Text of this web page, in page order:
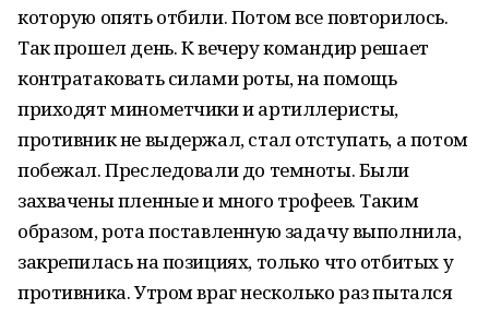
которую опять отбили. Потом все повторилось.
Так прошел день. К вечеру командир решает
контратаковать силами роты, на помощь
приходят минометчики и артиллеристы,
противник не выдержал, стал отступать, а потом
побежал. Преследовали до темноты. Были
захвачены пленные и много трофеев. Таким
образом, рота поставленную задачу выполнила,
закрепилась на позициях, только что отбитых у
противника. Утром враг несколько раз пытался